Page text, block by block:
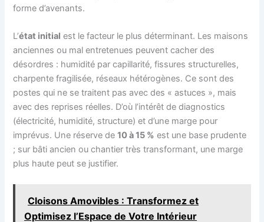
forme d’avenants.
L’état initial est le facteur le plus déterminant. Les maisons
anciennes ou mal entretenues peuvent cacher des
désordres : humidité par capillarité, fissures structurelles,
charpente fragilisée, réseaux hétérogènes. Ce sont des
postes qui ne se traitent pas avec des « astuces », mais
avec des reprises réelles. D’où l’intérêt de diagnostics
(électricité, humidité, structure) et d’une marge pour
imprévus. Une réserve de10 à 15 % est une base prudente
; sur bâti ancien ou chantier très transformant, une marge
plus haute peut se justifier.
Cloisons Amovibles : Transformez et
Optimisez l’Espace de Votre Intérieur